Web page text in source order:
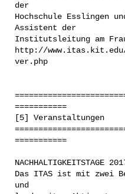
der
Hochschule Esslingen
Assistent der
Institutsleitung am
http://
ver.php
===========
[5] Veranstaltungen
===========
NACHHALTIGKEITSTAGE
Das ITAS ist mit zwei
und